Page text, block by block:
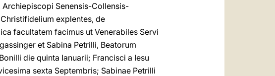
Senensis-Collensis-
explentes, de
facultatem facimus ut Venerabiles Servi
et Sabina Petrilli, Beatorum
die quinta Ianuarii; Francisci a Iesu
sexta Septembris; Sabinae Petrilli